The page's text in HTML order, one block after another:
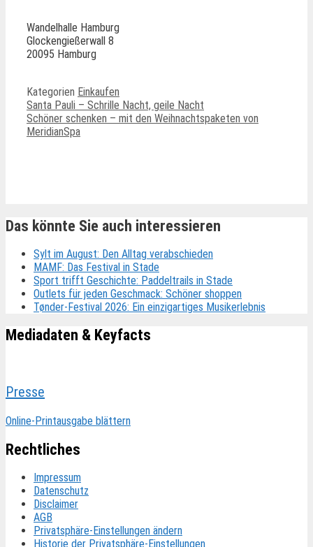
Wandelhalle Hamburg
Glockengießerwall 8
20095 Hamburg
Kategorien Einkaufen
Santa Pauli – Schrille Nacht, geile Nacht
Schöner schenken – mit den Weihnachtspaketen von
MeridianSpa
Das könnte Sie auch interessieren
Sylt im August: Den Alltag verabschieden
MAMF: Das Festival in Stade
Sport trifft Geschichte: Paddeltrails in Stade
Outlets für jeden Geschmack: Schöner shoppen
Tønder-Festival 2026: Ein einzigartiges Musikerlebnis
Mediadaten & Keyfacts
Presse
Online-Printausgabe blättern
Rechtliches
Impressum
Datenschutz
Disclaimer
AGB
Privatsphäre-Einstellungen ändern
Historie der Privatsphäre-Einstellungen